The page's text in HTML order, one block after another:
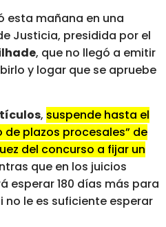
esta mañana en una
Justicia, presidida por el
, que no llegó a emitir
y logar que se apruebe
, suspende hasta el
de plazos procesales” de
del concurso a fijar un
que en los juicios
esperar 180 días más para
no le es suficiente esperar